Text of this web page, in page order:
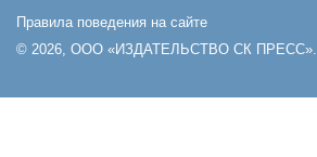
Правила поведения на сайте
© 2026, ООО «ИЗДАТЕЛЬСТВО СК ПРЕСС».